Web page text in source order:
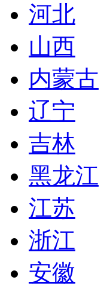
河北
山西
内蒙古
辽宁
吉林
黑龙江
江苏
浙江
安徽